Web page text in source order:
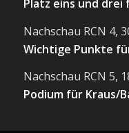
Platz eins und drei
Nachschau RCN 4,
Wichtige Punkte
Nachschau RCN 5,
Podium für Kraus/